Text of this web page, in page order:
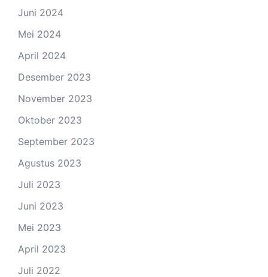
Juni 2024
Mei 2024
April 2024
Desember 2023
November 2023
Oktober 2023
September 2023
Agustus 2023
Juli 2023
Juni 2023
Mei 2023
April 2023
Juli 2022